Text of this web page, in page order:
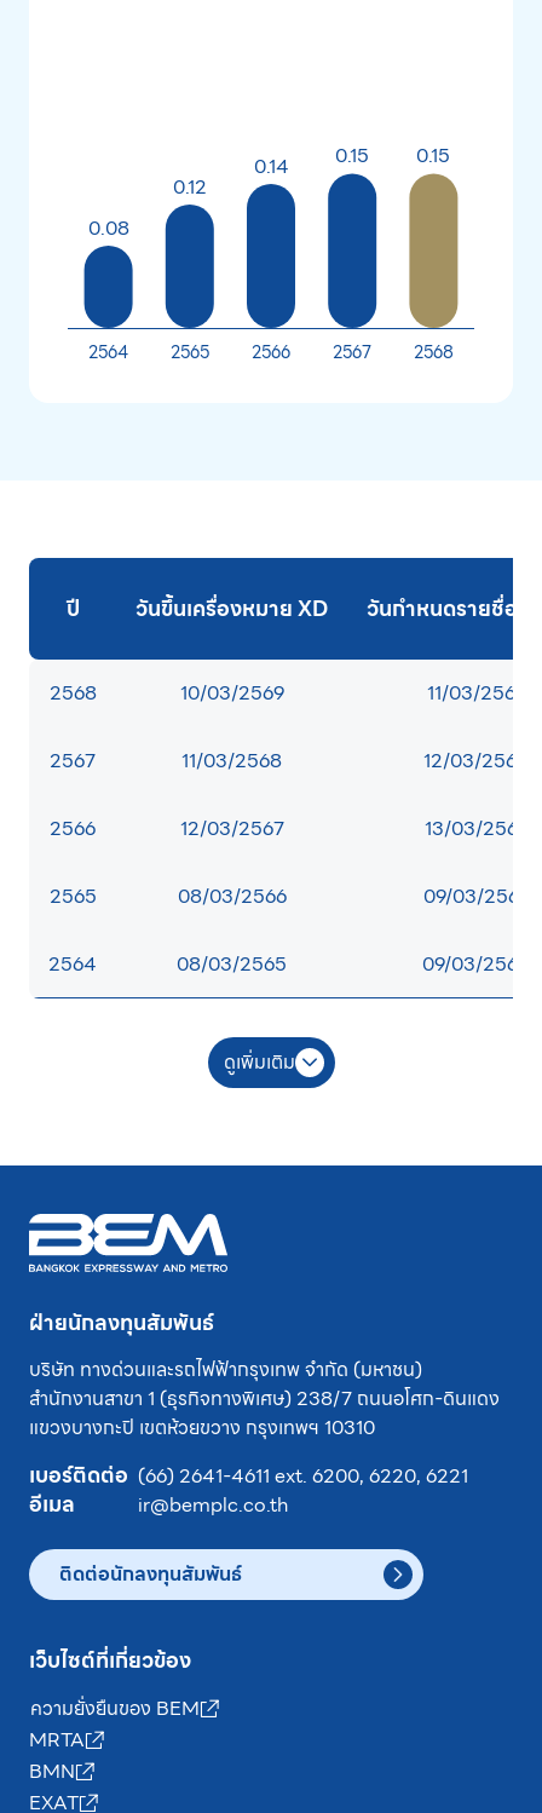
ปี วันขึ้นเครื่องหมาย XD วันกำหนดรายชื่อผู้
2568 10/03/2569 11/03/2569
2567 11/03/2568 12/03/2568
2566 12/03/2567 13/03/2567
2565 08/03/2566 09/03/2566
2564 08/03/2565 09/03/2565
ดูเพิ่มเติม
ฝ่ายนักลงทุนสัมพันธ์
บริษัท ทางด่วนและรถไฟฟ้ากรุงเทพ จำกัด (มหาชน)
สำนักงานสาขา 1 (ธุรกิจทางพิเศษ) 238/7 ถนนอโศก-ดินแดง
แขวงบางกะปิ เขตห้วยขวาง กรุงเทพฯ 10310
เบอร์ติดต่อ (66) 2641-4611 ext. 6200, 6220, 6221
อีเมล ir@bemplc.co.th
ติดต่อนักลงทุนสัมพันธ์
เว็บไซต์ที่เกี่ยวข้อง
ความยั่งยืนของ BEM
MRTA
BMN
EXAT